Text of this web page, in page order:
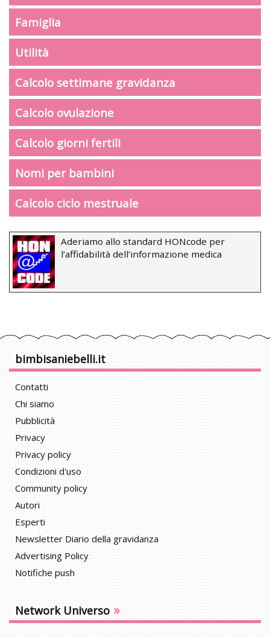
Famiglia
Utilità
Calcolo settimane gravidanza
Calcolo ovulazione
Calcolo giorni fertili
Nomi per bambini
Calcolo ciclo mestruale
Aderiamo allo standard HONcode per
l’affidabilità dell’informazione medica
bimbisaniebelli.it
Contatti
Chi siamo
Pubblicità
Privacy
Privacy policy
Condizioni d'uso
Community policy
Autori
Esperti
Newsletter Diario della gravidanza
Advertising Policy
Notifiche push
Network Universo »